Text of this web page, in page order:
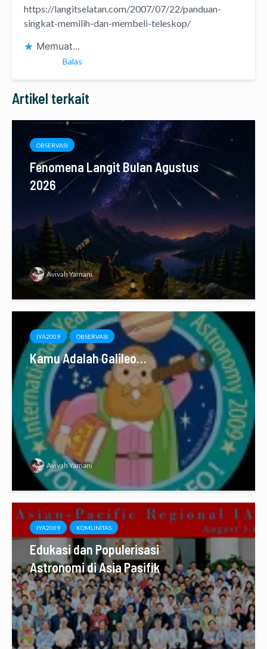
https://langitselatan.com/2007/07/22/panduan-
singkat-memilih-dan-membeli-teleskop/
Memuat...
Balas
Artikel terkait
OBSERVASI
Fenomena Langit Bulan Agustus
2026
Avivah Yamani
IYA2009 OBSERVASI
Kamu Adalah Galileo…
Avivah Yamani
IYA2009 KOMUNITAS
Edukasi dan Populerisasi
Astronomi di Asia Pasifik